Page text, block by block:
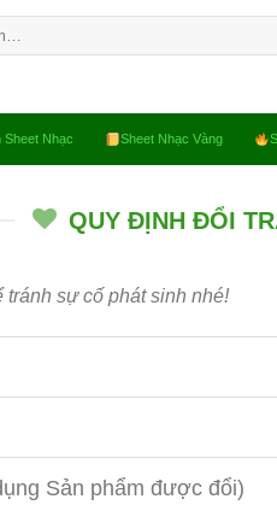
Sheet Nhạc Sheet Nhạc Vàng
QUY ĐỊNH ĐỔI
sự cố phát sinh nhé!
Sản phẩm được đổi)